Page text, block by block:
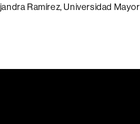
Ramírez, Universidad Mayor